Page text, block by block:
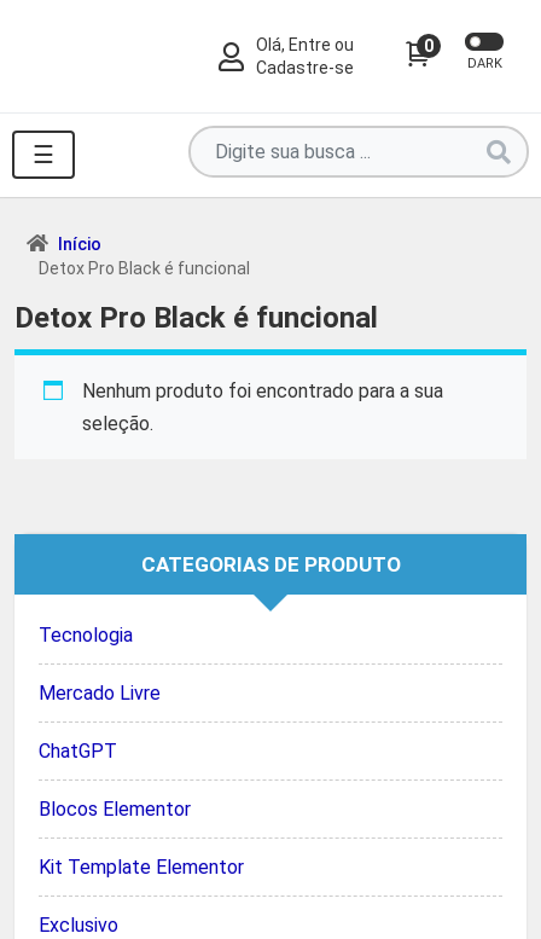
Olá, Entre ou
Cadastre-se
0
DARK
☰
Pesquise
por
produtos
...
Início
Detox Pro Black é funcional
Detox Pro Black é funcional
Nenhum produto foi encontrado para a sua
seleção.
CATEGORIAS DE PRODUTO
Tecnologia
Mercado Livre
ChatGPT
Blocos Elementor
Kit Template Elementor
Exclusivo